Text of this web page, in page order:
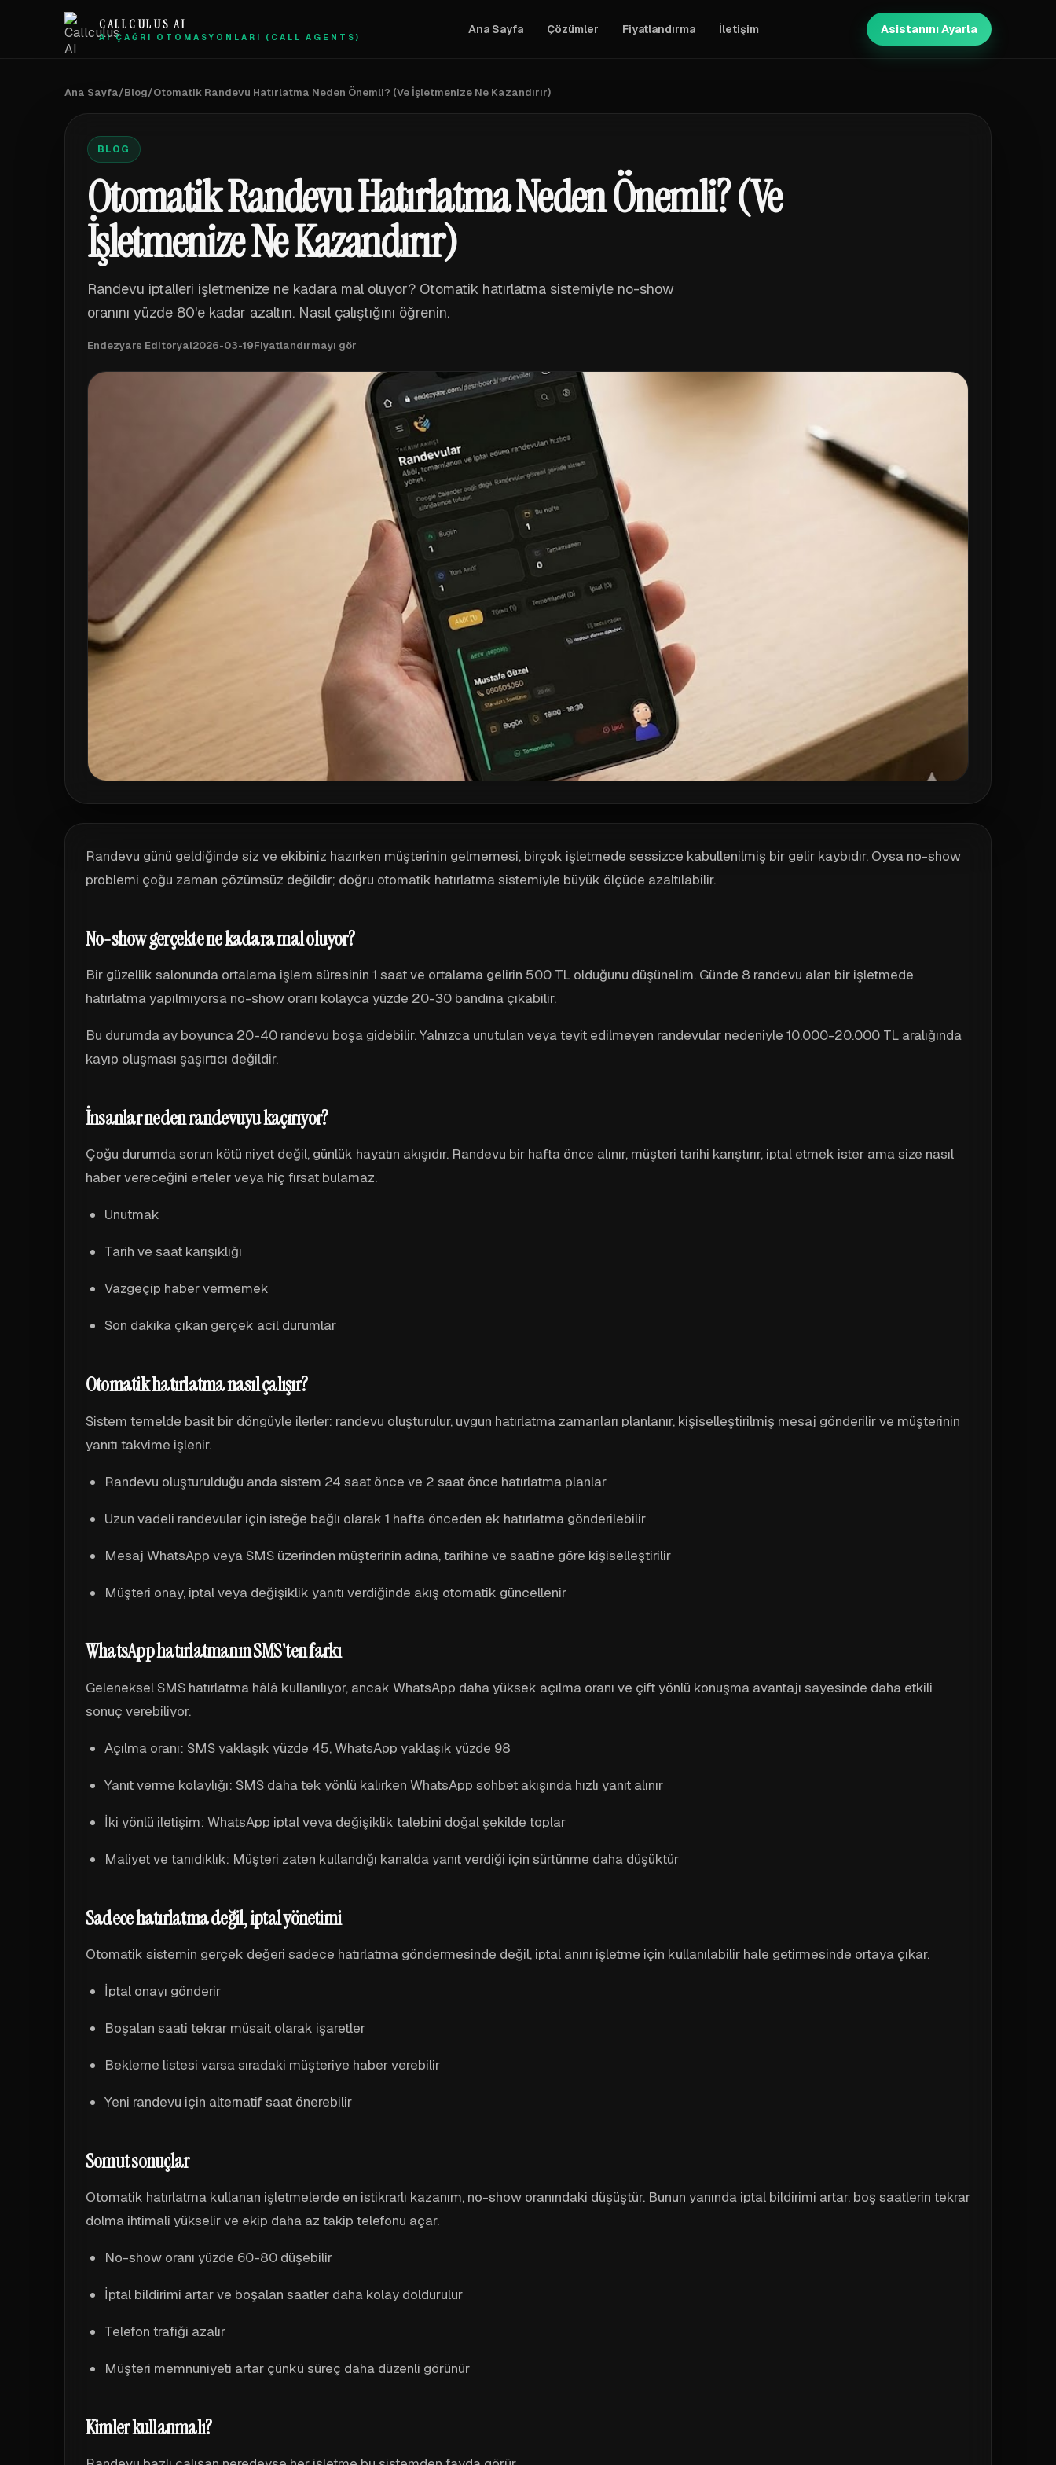
CALLCULUS AI
AI ÇAĞRI OTOMASYONLARI (CALL AGENTS)
Ana Sayfa Çözümler Fiyatlandırma İletişim Asistanını Ayarla
Ana Sayfa/Blog/Otomatik Randevu Hatırlatma Neden Önemli? (Ve İşletmenize Ne Kazandırır)
BLOG
Otomatik Randevu Hatırlatma Neden Önemli? (Ve
İşletmenize Ne Kazandırır)
Randevu iptalleri işletmenize ne kadara mal oluyor? Otomatik hatırlatma sistemiyle no-show
oranını yüzde 80'e kadar azaltın. Nasıl çalıştığını öğrenin.
Endezyars Editoryal2026-03-19Fiyatlandırmayı gör
Randevu günü geldiğinde siz ve ekibiniz hazırken müşterinin gelmemesi, birçok işletmede sessizce kabullenilmiş bir gelir kaybıdır. Oysa no-show
problemi çoğu zaman çözümsüz değildir; doğru otomatik hatırlatma sistemiyle büyük ölçüde azaltılabilir.
No-show gerçekte ne kadara mal oluyor?
Bir güzellik salonunda ortalama işlem süresinin 1 saat ve ortalama gelirin 500 TL olduğunu düşünelim. Günde 8 randevu alan bir işletmede
hatırlatma yapılmıyorsa no-show oranı kolayca yüzde 20-30 bandına çıkabilir.
Bu durumda ay boyunca 20-40 randevu boşa gidebilir. Yalnızca unutulan veya teyit edilmeyen randevular nedeniyle 10.000-20.000 TL aralığında
kayıp oluşması şaşırtıcı değildir.
İnsanlar neden randevuyu kaçırıyor?
Çoğu durumda sorun kötü niyet değil, günlük hayatın akışıdır. Randevu bir hafta önce alınır, müşteri tarihi karıştırır, iptal etmek ister ama size nasıl
haber vereceğini erteler veya hiç fırsat bulamaz.
Unutmak
Tarih ve saat karışıklığı
Vazgeçip haber vermemek
Son dakika çıkan gerçek acil durumlar
Otomatik hatırlatma nasıl çalışır?
Sistem temelde basit bir döngüyle ilerler: randevu oluşturulur, uygun hatırlatma zamanları planlanır, kişiselleştirilmiş mesaj gönderilir ve müşterinin
yanıtı takvime işlenir.
Randevu oluşturulduğu anda sistem 24 saat önce ve 2 saat önce hatırlatma planlar
Uzun vadeli randevular için isteğe bağlı olarak 1 hafta önceden ek hatırlatma gönderilebilir
Mesaj WhatsApp veya SMS üzerinden müşterinin adına, tarihine ve saatine göre kişiselleştirilir
Müşteri onay, iptal veya değişiklik yanıtı verdiğinde akış otomatik güncellenir
WhatsApp hatırlatmanın SMS'ten farkı
Geleneksel SMS hatırlatma hâlâ kullanılıyor, ancak WhatsApp daha yüksek açılma oranı ve çift yönlü konuşma avantajı sayesinde daha etkili
sonuç verebiliyor.
Açılma oranı: SMS yaklaşık yüzde 45, WhatsApp yaklaşık yüzde 98
Yanıt verme kolaylığı: SMS daha tek yönlü kalırken WhatsApp sohbet akışında hızlı yanıt alınır
İki yönlü iletişim: WhatsApp iptal veya değişiklik talebini doğal şekilde toplar
Maliyet ve tanıdıklık: Müşteri zaten kullandığı kanalda yanıt verdiği için sürtünme daha düşüktür
Sadece hatırlatma değil, iptal yönetimi
Otomatik sistemin gerçek değeri sadece hatırlatma göndermesinde değil, iptal anını işletme için kullanılabilir hale getirmesinde ortaya çıkar.
İptal onayı gönderir
Boşalan saati tekrar müsait olarak işaretler
Bekleme listesi varsa sıradaki müşteriye haber verebilir
Yeni randevu için alternatif saat önerebilir
Somut sonuçlar
Otomatik hatırlatma kullanan işletmelerde en istikrarlı kazanım, no-show oranındaki düşüştür. Bunun yanında iptal bildirimi artar, boş saatlerin tekrar
dolma ihtimali yükselir ve ekip daha az takip telefonu açar.
No-show oranı yüzde 60-80 düşebilir
İptal bildirimi artar ve boşalan saatler daha kolay doldurulur
Telefon trafiği azalır
Müşteri memnuniyeti artar çünkü süreç daha düzenli görünür
Kimler kullanmalı?